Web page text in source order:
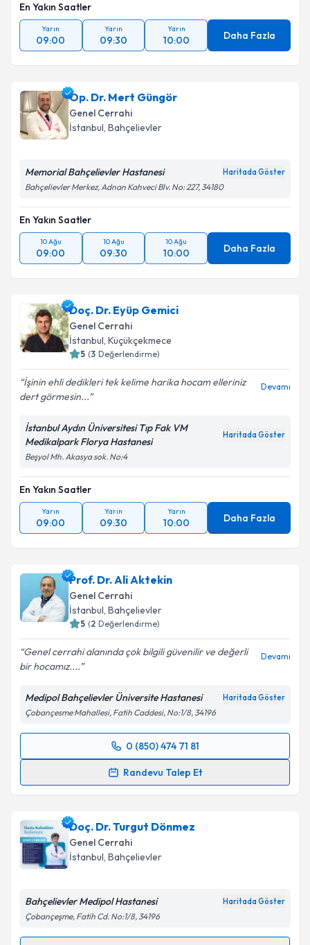
En Yakın Saatler
Yarın
09:00
Yarın
09:30
Yarın
10:00 Daha Fazla
Op. Dr. Mert Güngör
Genel Cerrahi
İstanbul, Bahçelievler
Memorial Bahçelievler Hastanesi Haritada Göster
Bahçelievler Merkez, Adnan Kahveci Blv. No: 227, 34180
En Yakın Saatler
10 Ağu
09:00
10 Ağu
09:30
10 Ağu
10:00 Daha Fazla
Doç. Dr. Eyüp Gemici
Genel Cerrahi
İstanbul, Küçükçekmece
5 (3 Değerlendirme)
İşinin ehli dedikleri tek kelime harika hocam elleriniz
dert görmesin...
Devamı
İstanbul Aydın Üniversitesi Tıp Fak VM
Medikalpark Florya Hastanesi
Haritada Göster
Beşyol Mh. Akasya sok. No:4
En Yakın Saatler
Yarın
09:00
Yarın
09:30
Yarın
10:00 Daha Fazla
Prof. Dr. Ali Aktekin
Genel Cerrahi
İstanbul, Bahçelievler
5 (2 Değerlendirme)
Genel cerrahi alanında çok bilgili güvenilir ve değerli
bir hocamız....
Devamı
Medipol Bahçelievler Üniversite Hastanesi Haritada Göster
Çobançesme Mahallesi, Fatih Caddesi, No:1/8, 34196
0 (850) 474 71 81
Randevu Talep Et
Randevu Takvimi Talebi
takvim hazırlandığında e-posta ile bilgilendireceğiz.
E-posta Adresiniz
Kişisel verilerimin işlenmesine ilişkin
Metni'ni okudum ve kişisel verilerimin belirtilen
Doç. Dr. Turgut Dönmez
Genel Cerrahi
İstanbul, Bahçelievler
Bahçelievler Medipol Hastanesi Haritada Göster
Çobançeşme, Fatih Cd. No:1/8, 34196